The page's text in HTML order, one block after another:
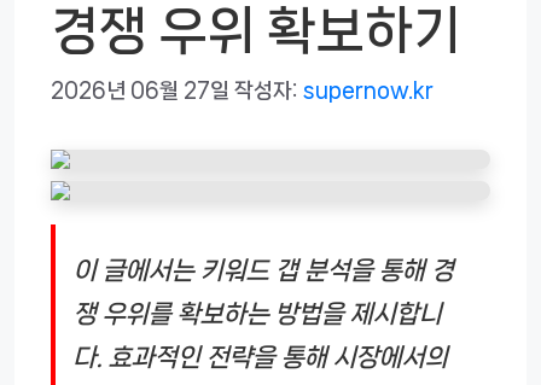
경쟁 우위 확보하기
2026년 06월 27일 작성자: supernow.kr
이 글에서는 키워드 갭 분석을 통해 경
쟁 우위를 확보하는 방법을 제시합니
다. 효과적인 전략을 통해 시장에서의